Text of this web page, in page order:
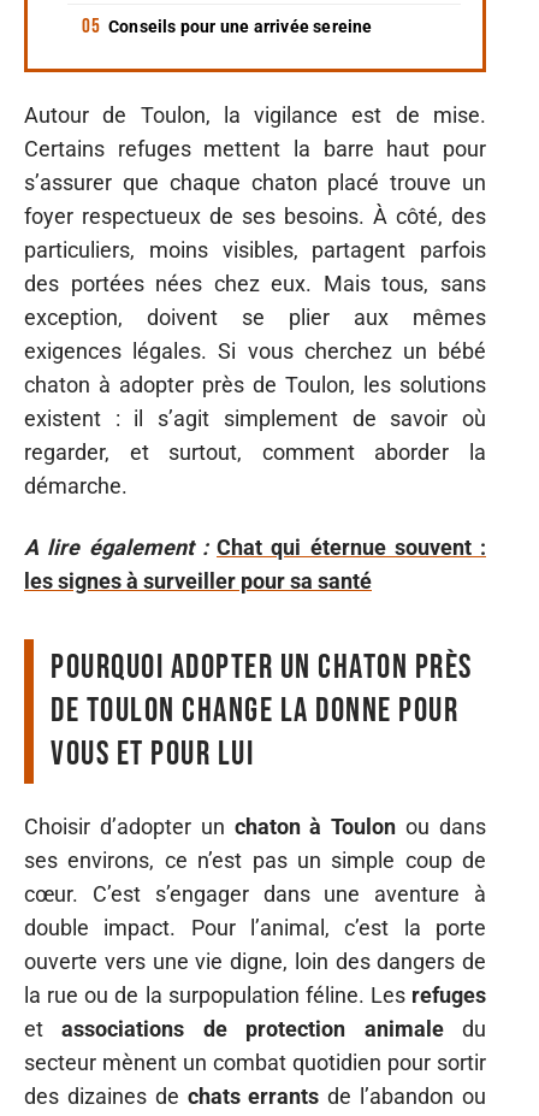
Conseils pour une arrivée sereine
Autour de Toulon, la vigilance est de mise.
Certains refuges mettent la barre haut pour
s’assurer que chaque chaton placé trouve un
foyer respectueux de ses besoins. À côté, des
particuliers, moins visibles, partagent parfois
des portées nées chez eux. Mais tous, sans
exception, doivent se plier aux mêmes
exigences légales. Si vous cherchez un bébé
chaton à adopter près de Toulon, les solutions
existent : il s’agit simplement de savoir où
regarder, et surtout, comment aborder la
démarche.
A lire également : Chat qui éternue souvent :
les signes à surveiller pour sa santé
Pourquoi adopter un chaton près
de Toulon change la donne pour
vous et pour lui
Choisir d’adopter un chaton à Toulon ou dans
ses environs, ce n’est pas un simple coup de
cœur. C’est s’engager dans une aventure à
double impact. Pour l’animal, c’est la porte
ouverte vers une vie digne, loin des dangers de
la rue ou de la surpopulation féline. Les refuges
etassociations de protection animaledu
secteur mènent un combat quotidien pour sortir
des dizaines de chats errants de l’abandon ou